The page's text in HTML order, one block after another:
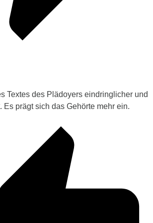
Textes des Plädoyers eindringlicher und
Es prägt sich das Gehörte mehr ein.